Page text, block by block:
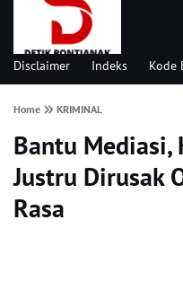
Disclaimer Indeks Kode
Home KRIMINAL
Bantu Mediasi,
Justru Dirusak
Rasa